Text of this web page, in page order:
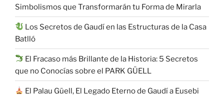
Simbolismos que Transformarán tu Forma de Mirarla
Los Secretos de Gaudí en las Estructuras de la Casa
Batlló
El Fracaso más Brillante de la Historia: 5 Secretos
que no Conocías sobre el PARK GÜELL
El Palau Güell, El Legado Eterno de Gaudí a Eusebi